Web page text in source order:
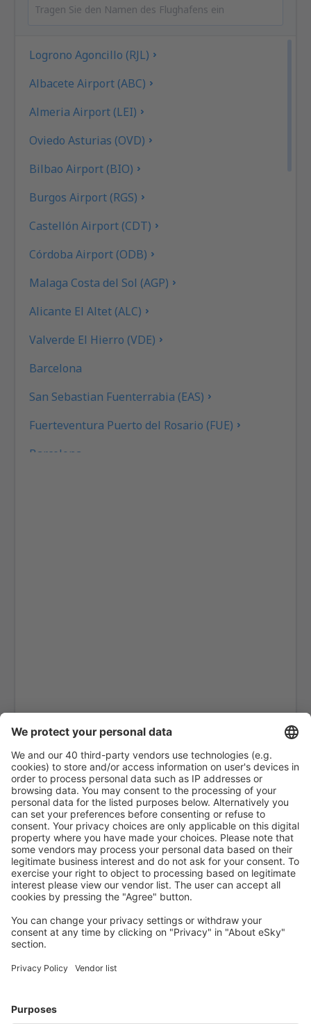
Logrono Agoncillo (RJL)
Albacete Airport (ABC)
Almeria Airport (LEI)
Oviedo Asturias (OVD)
Bilbao Airport (BIO)
Burgos Airport (RGS)
Castellón Airport (CDT)
Córdoba Airport (ODB)
Malaga Costa del Sol (AGP)
Alicante El Altet (ALC)
Valverde El Hierro (VDE)
Barcelona
San Sebastian Fuenterrabia (EAS)
Fuerteventura Puerto del Rosario (FUE)
Barcelona
Santiago de Compostela Lavacolla (SCQ)
Leon Airport (LEN)
Lleida-Alguaire Airport (ILD)
Madrid Barajas (MAD)
Valencia Manises (VLC)
Salamanca Matacan (SLM)
Melilla Airport (MLN)
Murcia
Palma de Mallorca Airport (PMI)